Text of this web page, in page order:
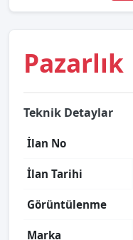
Pazarlık
Teknik Detaylar
İlan No
İlan Tarihi
Görüntülenme
Marka